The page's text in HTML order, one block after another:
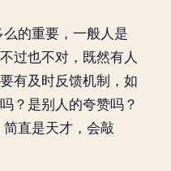
的重要，一般人是
过也不对，既然有人
有及时反馈机制，如
？是别人的夸赞吗？
直是天才，会敲